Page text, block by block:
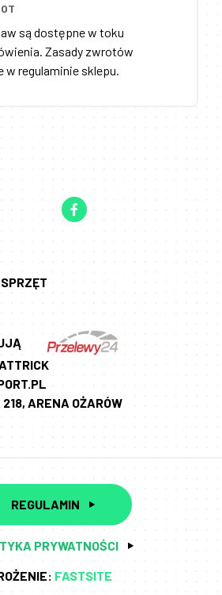
są dostępne w toku
Zasady zwrotów
w regulaminie sklepu.
ARENA OŻARÓW
REGULAMIN
PRYWATNOŚCI
FASTSITE